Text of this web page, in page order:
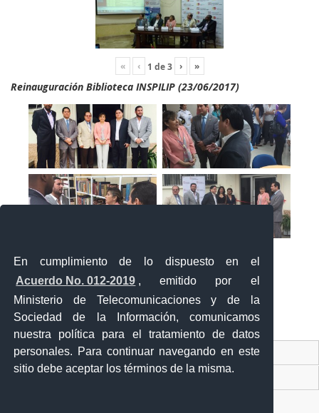
En cumplimiento de lo dispuesto en el
Acuerdo No. 012-2019 , emitido por el
Ministerio de Telecomunicaciones y de la
Sociedad de la Información, comunicamos
nuestra política para el tratamiento de datos
personales. Para continuar navegando en este
sitio debe aceptar los términos de la misma.
« ‹ 1 de3 › »
Reinauguración Biblioteca INSPILIP (23/06/2017)
Contacto Ciudadano Digital